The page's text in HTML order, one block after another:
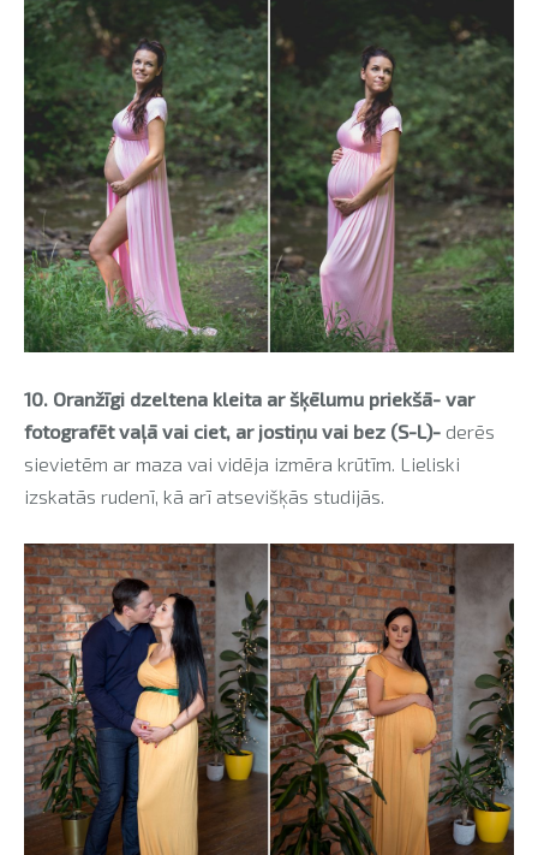
10. Oranžīgi dzeltena kleita ar šķēlumu priekšā- var
fotografēt vaļā vai ciet, ar jostiņu vai bez (S-L)- derēs
sievietēm ar maza vai vidēja izmēra krūtīm. Lieliski
izskatās rudenī, kā arī atsevišķās studijās.